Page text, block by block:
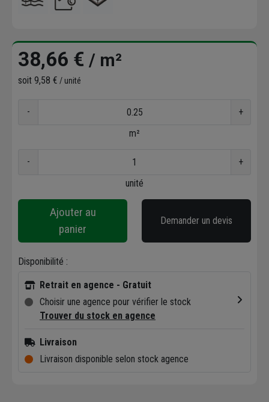
38,66 € / m²
soit 9,58 € / unité
-
+
m²
-
+
unité
Ajouter au
panier
Demander un devis
Disponibilité :
Retrait en agence - Gratuit
Choisir une agence pour vérifier le stock
Trouver du stock en agence
Livraison
Livraison disponible selon stock agence